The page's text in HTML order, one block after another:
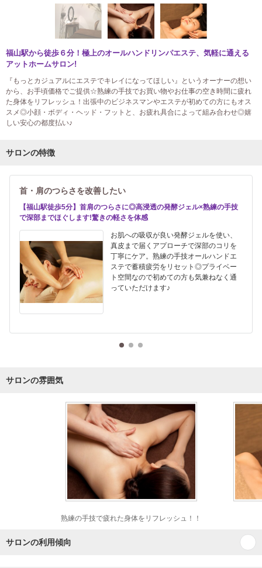
福山駅から徒歩６分！極上のオールハンドリンパエステ、気軽に通える
アットホームサロン!
『もっとカジュアルにエステでキレイになってほしい』というオーナーの想い
から、お手頃価格でご提供☆熟練の手技でお買い物やお仕事の空き時間に疲れ
た身体をリフレッシュ！出張中のビジネスマンやエステが初めての方にもオス
スメ◎小顔・ボディ・ヘッド・フットと、お疲れ具合によって組み合わせ◎嬉
しい安心の都度払い♪
サロンの特徴
首・肩のつらさを改善したい
【福山駅徒歩5分】首肩のつらさに◎高浸透の発酵ジェル×熟練の手技
で深部までほぐします!驚きの軽さを体感
お肌への吸収が良い発酵ジェルを使い、
真皮まで届くアプローチで深部のコリを
丁寧にケア。熟練の手技オールハンドエ
ステで蓄積疲労をリセット◎プライベー
ト空間なので初めての方も気兼ねなく通
っていただけます♪
サロンの雰囲気
熟練の手技で疲れた身体をリフレッシュ！！
サロンの利用傾向